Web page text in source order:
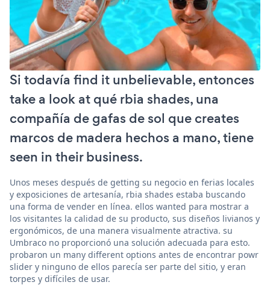
Si todavía find it unbelievable, entonces
take a look at qué rbia shades, una
compañía de gafas de sol que creates
marcos de madera hechos a mano, tiene
seen in their business.
Unos meses después de getting su negocio en ferias locales
y exposiciones de artesanía, rbia shades estaba buscando
una forma de vender en línea. ellos wanted para mostrar a
los visitantes la calidad de su producto, sus diseños livianos y
ergonómicos, de una manera visualmente atractiva. su
Umbraco no proporcionó una solución adecuada para esto.
probaron un many different options antes de encontrar powr
slider y ninguno de ellos parecía ser parte del sitio, y eran
torpes y difíciles de usar.